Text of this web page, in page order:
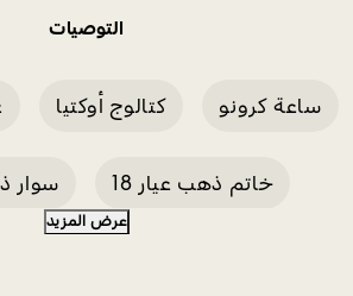
التوصيات
ساعة كرونو كتالوج أوكتيا
خاتم ذهب عيار 18 سوار
عرض المزيد